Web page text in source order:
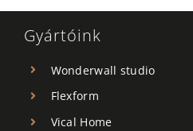
Gyártóink
Wonderwall studio
Flexform
Vical Home